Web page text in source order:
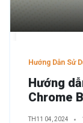
Hướng Dẫn Sử
Hướng
Chrome
TH11 04, 2024